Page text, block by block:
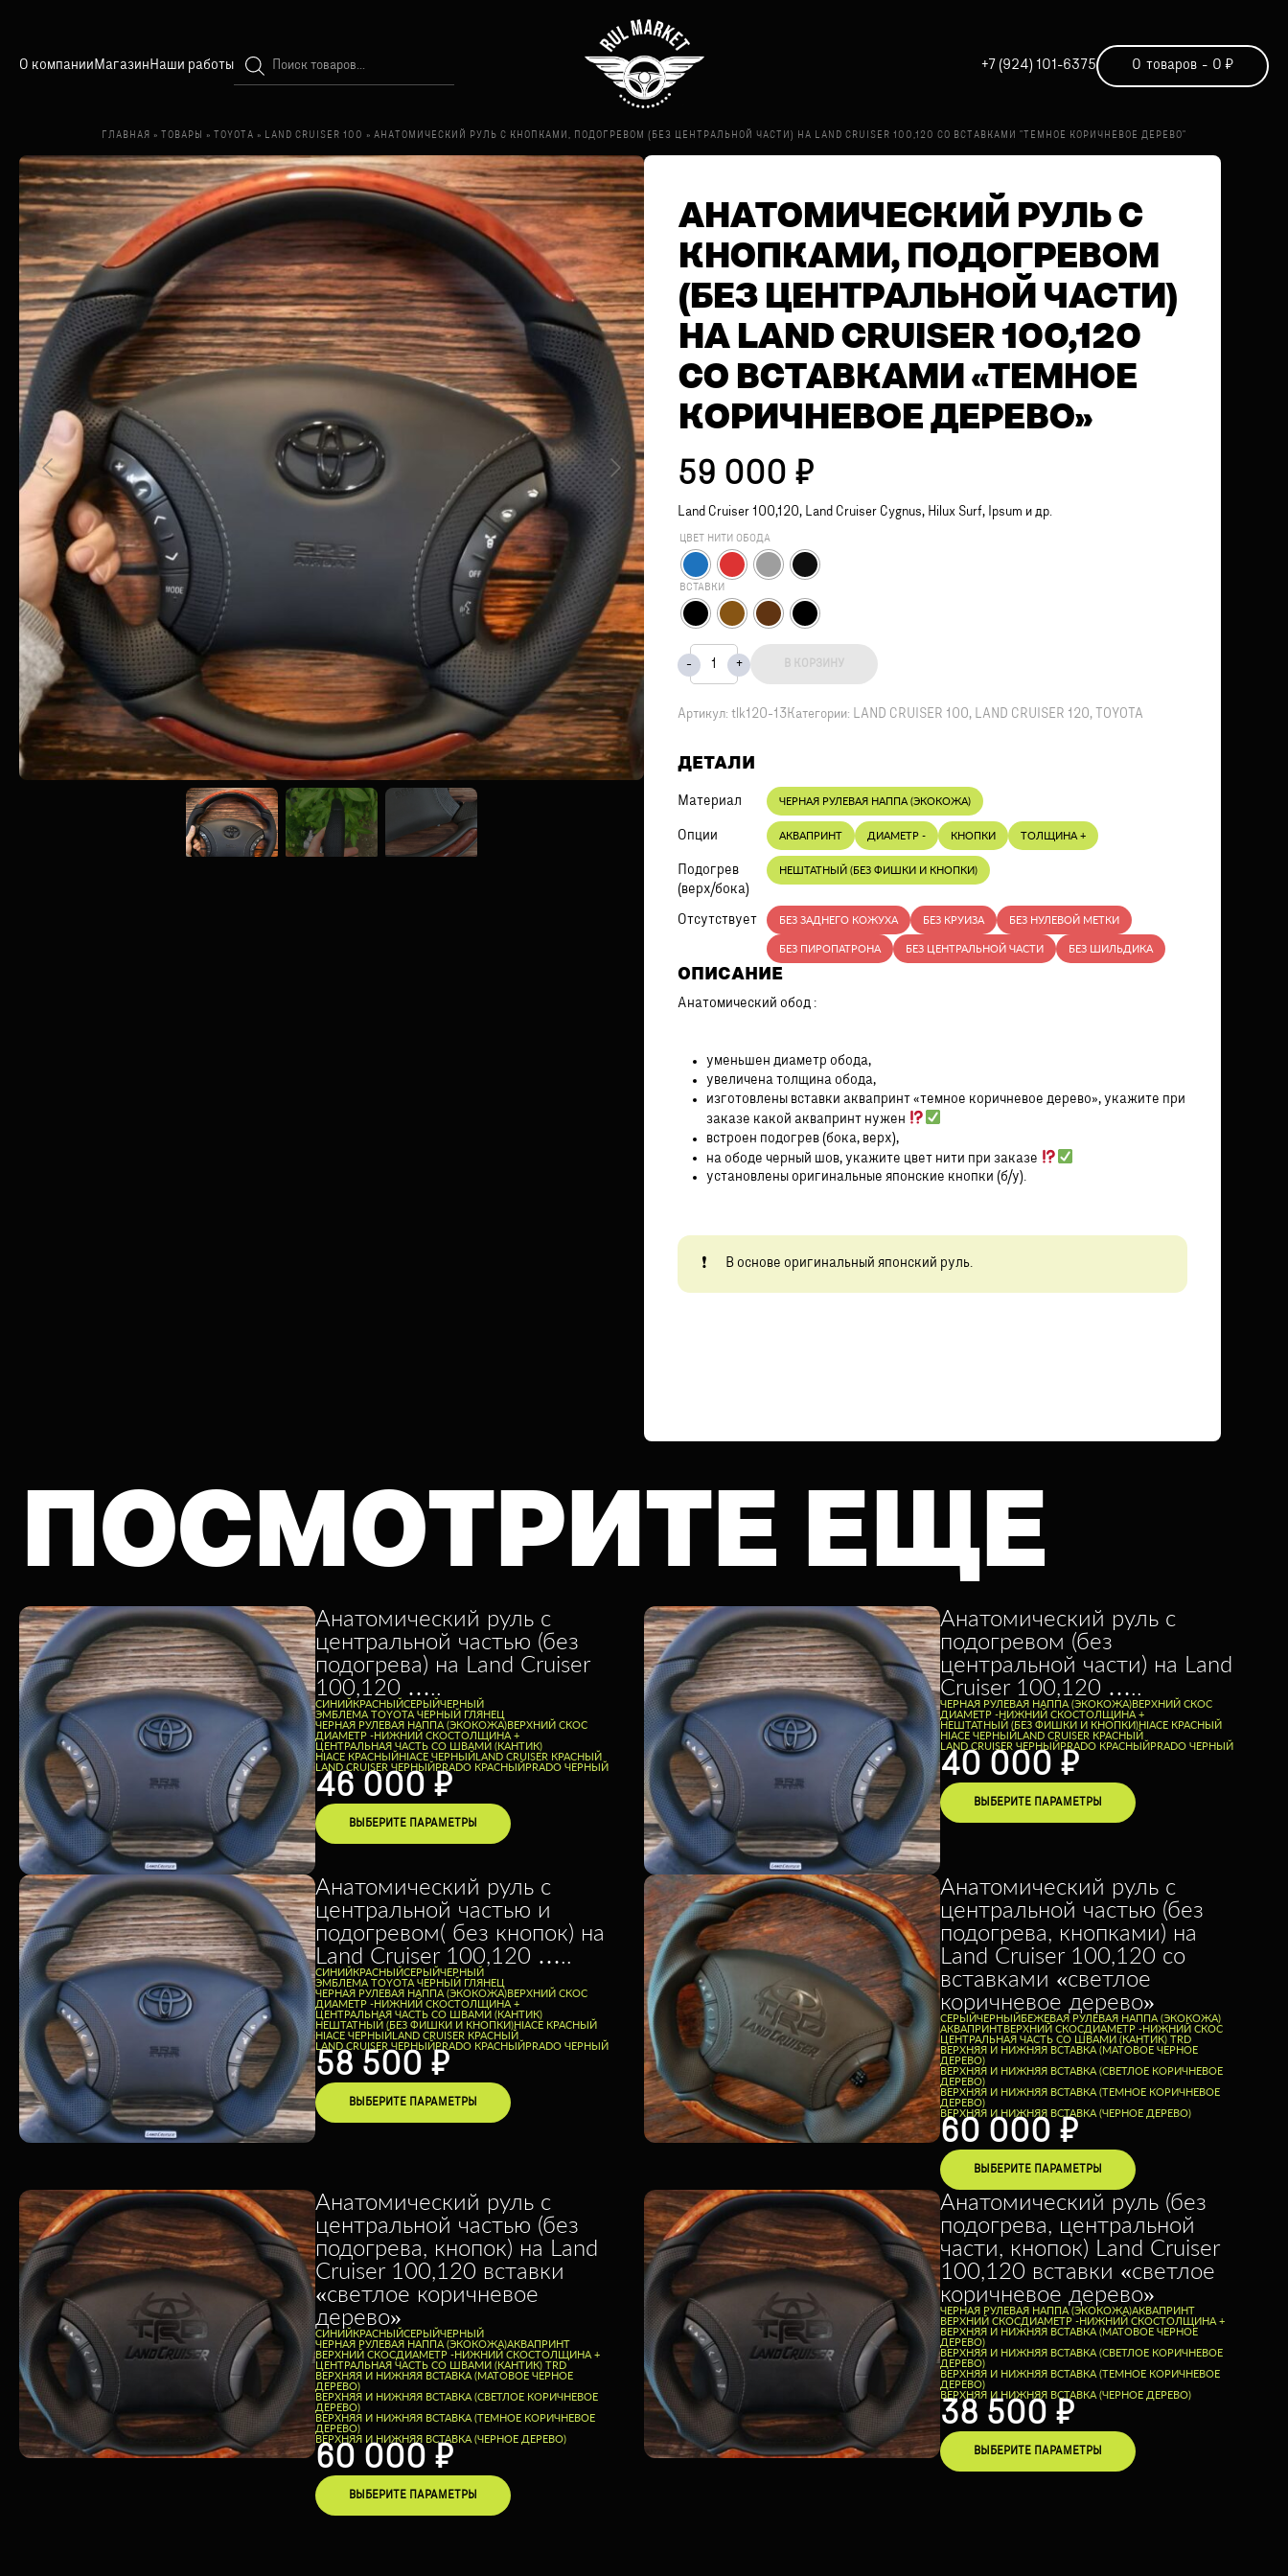
О компанииМагазинНаши работытоваров
+7 (924) 101-6375 0 товаров - 0 ₽
ГЛАВНАЯ » ТОВАРЫ » TOYOTA » LAND CRUISER 100 » АНАТОМИЧЕСКИЙ РУЛЬ С КНОПКАМИ, ПОДОГРЕВОМ (БЕЗ ЦЕНТРАЛЬНОЙ ЧАСТИ) НА LAND CRUISER 100,120 СО ВСТАВКАМИ "ТЕМНОЕ КОРИЧНЕВОЕ ДЕРЕВО"
АНАТОМИЧЕСКИЙ РУЛЬ С
КНОПКАМИ, ПОДОГРЕВОМ
(БЕЗ ЦЕНТРАЛЬНОЙ ЧАСТИ)
НА LAND CRUISER 100,120
СО ВСТАВКАМИ «ТЕМНОЕ
КОРИЧНЕВОЕ ДЕРЕВО»
59 000 ₽
Land Cruiser 100,120, Lаnd Сruisеr Сygnus, Нiluх Surf, Iрsum и др.
ЦВЕТ НИТИ ОБОДА
ВСТАВКИ
В КОРЗИНУ
Артикул: tlk120-13Категории: LAND CRUISER 100, LAND CRUISER 120, TOYOTA
ОПИСАНИЕ
Анатомический обод :
уменьшен диаметр обода,
увеличена толщина обода,
изготовлены вставки аквапринт «темное коричневое дерево», укажите при
заказе какой аквапринт нужен
встроен подогрев (бока, верх),
на ободе черный шов, укажите цвет нити при заказе
установлены оригинальные японские кнопки (б/у).
В основе оригинальный японский руль.
ДЕТАЛИ
Материал ЧЕРНАЯ РУЛЕВАЯ НАППА (ЭКОКОЖА)
Опции АКВАПРИНТ ДИАМЕТР - КНОПКИ ТОЛЩИНА +
Подогрев
(верх/бока)
НЕШТАТНЫЙ (БЕЗ ФИШКИ И КНОПКИ)
Отсутствует БЕЗ ЗАДНЕГО КОЖУХА БЕЗ КРУИЗА БЕЗ НУЛЕВОЙ МЕТКИ
БЕЗ ПИРОПАТРОНА БЕЗ ЦЕНТРАЛЬНОЙ ЧАСТИ БЕЗ ШИЛЬДИКА
ПОСМОТРИТЕ ЕЩЕ
Анатомический руль с
центральной частью (без
подогрева) на Land Cruiser
100,120 …..
CИНИЙКРАСНЫЙСЕРЫЙЧЕРНЫЙ
ЭМБЛЕМА TOYOTA ЧЕРНЫЙ ГЛЯНЕЦ
ЧЕРНАЯ РУЛЕВАЯ НАППА (ЭКОКОЖА)ВЕРХНИЙ СКОС
ДИАМЕТР -НИЖНИЙ СКОСТОЛЩИНА +
ЦЕНТРАЛЬНАЯ ЧАСТЬ СО ШВАМИ (КАНТИК)
HIACE КРАСНЫЙHIACE ЧЕРНЫЙLAND CRUISER КРАСНЫЙ
LAND CRUISER ЧЕРНЫЙPRADO КРАСНЫЙPRADO ЧЕРНЫЙ
46 000 ₽
ВЫБЕРИТЕ ПАРАМЕТРЫ
Анатомический руль с
подогревом (без
центральной части) на Land
Cruiser 100,120 …..
ЧЕРНАЯ РУЛЕВАЯ НАППА (ЭКОКОЖА)ВЕРХНИЙ СКОС
ДИАМЕТР -НИЖНИЙ СКОСТОЛЩИНА +
НЕШТАТНЫЙ (БЕЗ ФИШКИ И КНОПКИ)HIACE КРАСНЫЙ
HIACE ЧЕРНЫЙLAND CRUISER КРАСНЫЙ
LAND CRUISER ЧЕРНЫЙPRADO КРАСНЫЙPRADO ЧЕРНЫЙ
40 000 ₽
ВЫБЕРИТЕ ПАРАМЕТРЫ
Анатомический руль с
центральной частью и
подогревом( без кнопок) на
Land Cruiser 100,120 …..
CИНИЙКРАСНЫЙСЕРЫЙЧЕРНЫЙ
ЭМБЛЕМА TOYOTA ЧЕРНЫЙ ГЛЯНЕЦ
ЧЕРНАЯ РУЛЕВАЯ НАППА (ЭКОКОЖА)ВЕРХНИЙ СКОС
ДИАМЕТР -НИЖНИЙ СКОСТОЛЩИНА +
ЦЕНТРАЛЬНАЯ ЧАСТЬ СО ШВАМИ (КАНТИК)
НЕШТАТНЫЙ (БЕЗ ФИШКИ И КНОПКИ)HIACE КРАСНЫЙ
HIACE ЧЕРНЫЙLAND CRUISER КРАСНЫЙ
LAND CRUISER ЧЕРНЫЙPRADO КРАСНЫЙPRADO ЧЕРНЫЙ
58 500 ₽
ВЫБЕРИТЕ ПАРАМЕТРЫ
Анатомический руль с
центральной частью (без
подогрева, кнопками) на
Land Cruiser 100,120 со
вставками «светлое
коричневое дерево»
СЕРЫЙЧЕРНЫЙБЕЖЕВАЯ РУЛЕВАЯ НАППА (ЭКОКОЖА)
АКВАПРИНТВЕРХНИЙ СКОСДИАМЕТР -НИЖНИЙ СКОС
ЦЕНТРАЛЬНАЯ ЧАСТЬ СО ШВАМИ (КАНТИК) TRD
ВЕРХНЯЯ И НИЖНЯЯ ВСТАВКА (МАТОВОЕ ЧЕРНОЕ
ДЕРЕВО)
ВЕРХНЯЯ И НИЖНЯЯ ВСТАВКА (СВЕТЛОЕ КОРИЧНЕВОЕ
ДЕРЕВО)
ВЕРХНЯЯ И НИЖНЯЯ ВСТАВКА (ТЕМНОЕ КОРИЧНЕВОЕ
ДЕРЕВО)
ВЕРХНЯЯ И НИЖНЯЯ ВСТАВКА (ЧЕРНОЕ ДЕРЕВО)
60 000 ₽
ВЫБЕРИТЕ ПАРАМЕТРЫ
Анатомический руль с
центральной частью (без
подогрева, кнопок) на Land
Cruiser 100,120 вставки
«светлое коричневое
дерево»
CИНИЙКРАСНЫЙСЕРЫЙЧЕРНЫЙ
ЧЕРНАЯ РУЛЕВАЯ НАППА (ЭКОКОЖА)АКВАПРИНТ
ВЕРХНИЙ СКОСДИАМЕТР -НИЖНИЙ СКОСТОЛЩИНА +
ЦЕНТРАЛЬНАЯ ЧАСТЬ СО ШВАМИ (КАНТИК) TRD
ВЕРХНЯЯ И НИЖНЯЯ ВСТАВКА (МАТОВОЕ ЧЕРНОЕ
ДЕРЕВО)
ВЕРХНЯЯ И НИЖНЯЯ ВСТАВКА (СВЕТЛОЕ КОРИЧНЕВОЕ
ДЕРЕВО)
ВЕРХНЯЯ И НИЖНЯЯ ВСТАВКА (ТЕМНОЕ КОРИЧНЕВОЕ
ДЕРЕВО)
ВЕРХНЯЯ И НИЖНЯЯ ВСТАВКА (ЧЕРНОЕ ДЕРЕВО)
60 000 ₽
ВЫБЕРИТЕ ПАРАМЕТРЫ
Анатомический руль (без
подогрева, центральной
части, кнопок) Land Cruiser
100,120 вставки «светлое
коричневое дерево»
ЧЕРНАЯ РУЛЕВАЯ НАППА (ЭКОКОЖА)АКВАПРИНТ
ВЕРХНИЙ СКОСДИАМЕТР -НИЖНИЙ СКОСТОЛЩИНА +
ВЕРХНЯЯ И НИЖНЯЯ ВСТАВКА (МАТОВОЕ ЧЕРНОЕ
ДЕРЕВО)
ВЕРХНЯЯ И НИЖНЯЯ ВСТАВКА (СВЕТЛОЕ КОРИЧНЕВОЕ
ДЕРЕВО)
ВЕРХНЯЯ И НИЖНЯЯ ВСТАВКА (ТЕМНОЕ КОРИЧНЕВОЕ
ДЕРЕВО)
ВЕРХНЯЯ И НИЖНЯЯ ВСТАВКА (ЧЕРНОЕ ДЕРЕВО)
38 500 ₽
ВЫБЕРИТЕ ПАРАМЕТРЫ